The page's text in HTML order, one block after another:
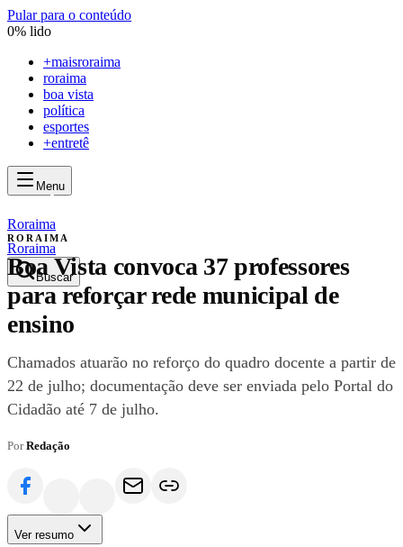
Pular para o conteúdo
0% lido
+maisroraima
roraima
boa vista
política
esportes
+entretê
Menu
maisroraima
mais
Roraima
Buscar
Roraima
RORAIMA
Boa Vista convoca 37 professores
para reforçar rede municipal de
ensino
Chamados atuarão no reforço do quadro docente a partir de
22 de julho; documentação deve ser enviada pelo Portal do
Cidadão até 7 de julho.
PorRedação
Ver resumo